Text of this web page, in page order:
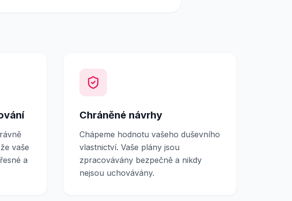
vaše
a
Chráněné návrhy
Chápeme hodnotu vašeho duševního
vlastnictví. Vaše plány jsou
zpracovávány bezpečně a nikdy
nejsou uchovávány.